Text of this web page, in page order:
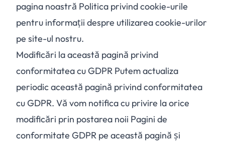
pagina noastră Politica privind cookie-urile
pentru informații despre utilizarea cookie-urilor
pe site-ul nostru.
Modificări la această pagină privind
conformitatea cu GDPR Putem actualiza
periodic această pagină privind conformitatea
cu GDPR. Vă vom notifica cu privire la orice
modificări prin postarea noii Pagini de
conformitate GDPR pe această pagină și